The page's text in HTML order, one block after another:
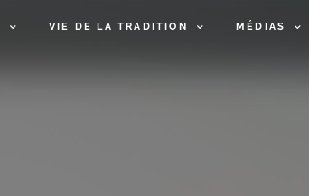
VIE DE LA TRADITION MÉDIAS